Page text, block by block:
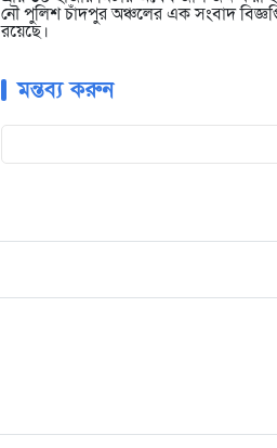
নৌ পুলিশ চাঁদপুর অঞ্চলের এক সংবাদ
রয়েছে।
মন্তব্য করুন